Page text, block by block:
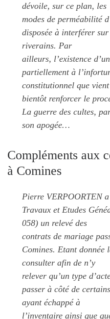
dévoile, sur ce plan, les
modes de perméabilité
disposée à interférer
riverains. Par
ailleurs, l’existence
partiellement à
constitutionnel que vient
bientôt renforcer le
La guerre des cultes,
son apogée…
Compléments aux
à Comines
Pierre VERPOORTEN
Travaux et Etudes
058) un relevé des
contrats de mariage
Comines. Etant donnée
consulter afin de n’y
relever qu’un type
passer à côté de
ayant échappé à
l’inventaire ainsi que